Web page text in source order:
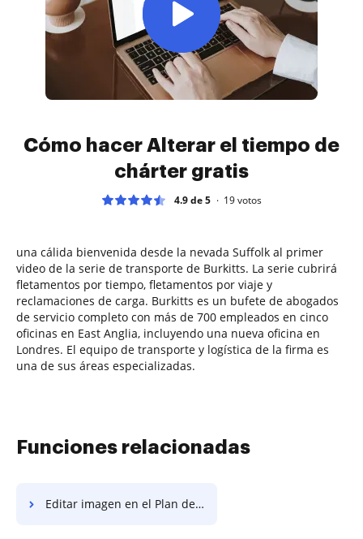
Cómo hacer Alterar el tiempo de
chárter gratis
4.9 de 5 19votos
una cálida bienvenida desde la nevada Suffolk al primer
video de la serie de transporte de Burkitts. La serie cubrirá
fletamentos por tiempo, fletamentos por viaje y
reclamaciones de carga. Burkitts es un bufete de abogados
de servicio completo con más de 700 empleados en cinco
oficinas en East Anglia, incluyendo una nueva oficina en
Londres. El equipo de transporte y logística de la firma es
una de sus áreas especializadas.
Funciones relacionadas
Editar imagen en el Plan de Pago de Fotografía